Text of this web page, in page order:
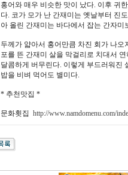
홍어와 매우 비슷한 맛이 났다. 이후 귀
다. 코가 모가 난 간재미는 옛날부터 진
아 올린 간재미는 바다에서 잡는 간자
두께가 얇아서 홍어만큼 차진 회가 나
포를 뜬 간재미 살을 막걸리로 치대서
달콤하게 버무린다. 이렇게 부드러워진
밥을 비벼 먹어도 별미다.
* 추천맛집 *
문화횟집 http://www.namdomenu.com/